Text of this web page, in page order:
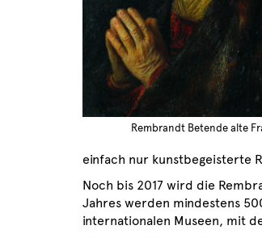
Rembrandt Betende alte
einfach nur kunstbegeisterte
Noch bis 2017 wird die
Jahres werden mindestens
internationalen Museen, mit